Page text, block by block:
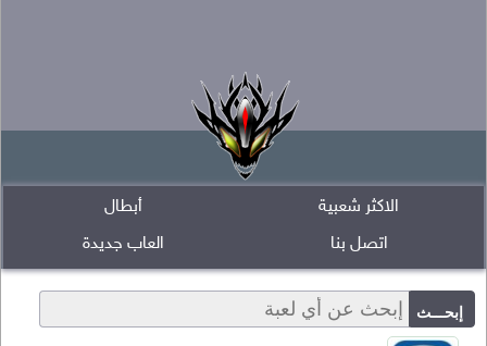
أبطال
الاكثر شعبية
العاب جديدة
اتصل بنا